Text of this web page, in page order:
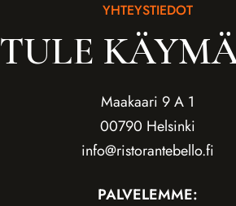
YHTEYSTIEDOT
TULE
Maakaari 9 A 1
00790 Helsinki
info@ristorantebello.fi
PALVELEMME: